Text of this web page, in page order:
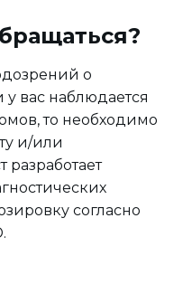
о
вас наблюдается
то необходимо
и/или
согласно